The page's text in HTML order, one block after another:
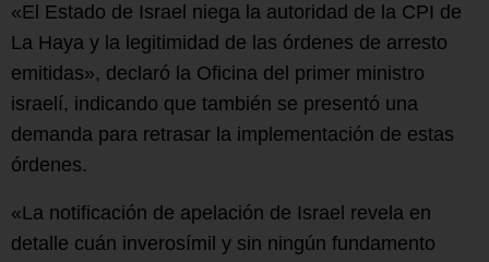
«El Estado de Israel niega la autoridad de la CPI de
La Haya y la legitimidad de las órdenes de arresto
emitidas», declaró la Oficina del primer ministro
israelí, indicando que también se presentó una
demanda para retrasar la implementación de estas
órdenes.
«La notificación de apelación de Israel revela en
detalle cuán inverosímil y sin ningún fundamento